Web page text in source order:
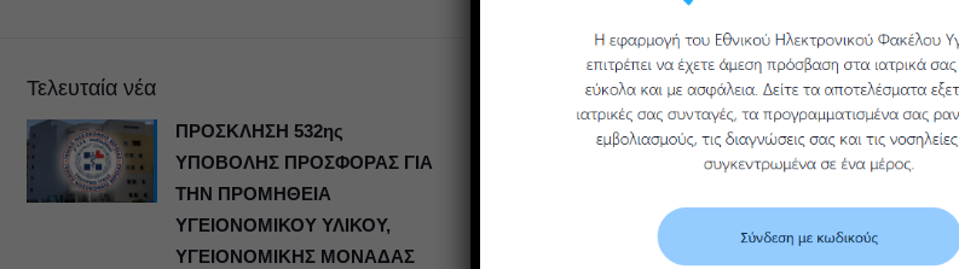
Περισσότερα
Τελευταία νέα
ΠΡΟΣΚΛΗΣΗ 532ης
ΥΠΟΒΟΛΗΣ ΠΡΟΣΦΟΡΑΣ ΓΙΑ
ΤΗΝ ΠΡΟΜΗΘΕΙΑ
ΥΓΕΙΟΝΟΜΙΚΟΥ ΥΛΙΚΟΥ,
ΥΓΕΙΟΝΟΜΙΚΗΣ ΜΟΝΑΔΑΣ